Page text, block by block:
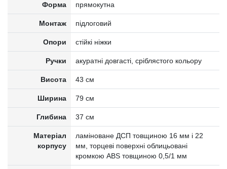
Форма прямокутна
Монтаж підлоговий
Опори стійкі ніжки
Ручки акуратні довгасті, сріблястого кольору
Висота 43 см
Ширина 79 см
Глибина 37 см
Матеріал
корпусу
ламіноване ДСП товщиною 16 мм і 22
мм, торцеві поверхні облицьовані
кромкою ABS товщиною 0,5/1 мм